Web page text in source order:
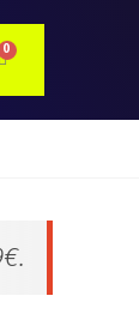
0CARRITO